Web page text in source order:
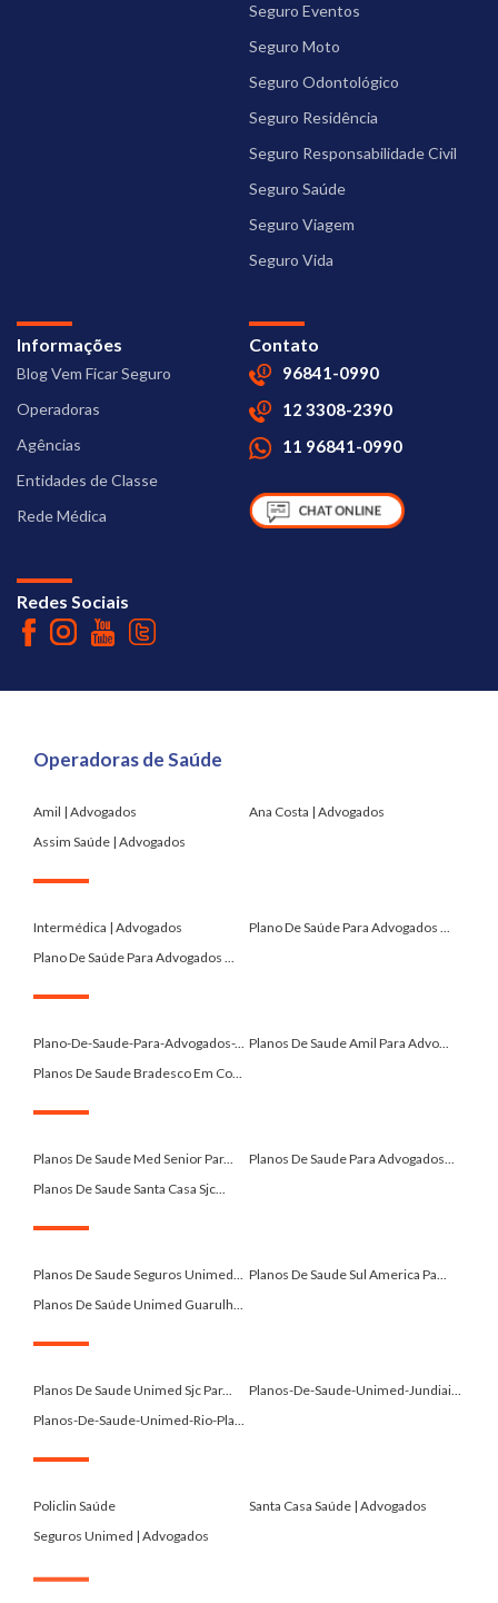
Seguro Eventos
Seguro Moto
Seguro Odontológico
Seguro Residência
Seguro Responsabilidade Civil
Seguro Saúde
Seguro Viagem
Seguro Vida
Informações
Blog Vem Ficar Seguro
Operadoras
Agências
Entidades de Classe
Rede Médica
Contato
96841-0990
12 3308-2390
11 96841-0990
Redes Sociais
Operadoras de Saúde
Amil | Advogados
Ana Costa | Advogados
Assim Saúde | Advogados
Intermédica | Advogados
Plano De Saúde Para Advogados ...
Plano De Saúde Para Advogados ...
Plano-De-Saude-Para-Advogados-...
Planos De Saude Amil Para Advo...
Planos De Saude Bradesco Em Co...
Planos De Saude Med Senior Par...
Planos De Saude Para Advogados...
Planos De Saude Santa Casa Sjc...
Planos De Saude Seguros Unimed...
Planos De Saude Sul America Pa...
Planos De Saúde Unimed Guarulh...
Planos De Saude Unimed Sjc Par...
Planos-De-Saude-Unimed-Jundiai...
Planos-De-Saude-Unimed-Rio-Pla...
Policlin Saúde
Santa Casa Saúde | Advogados
Seguros Unimed | Advogados